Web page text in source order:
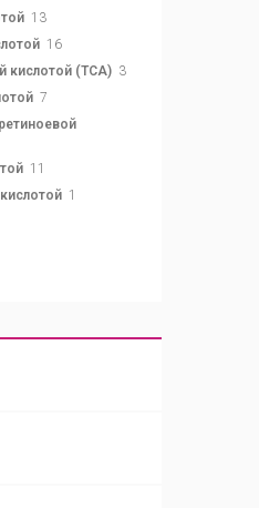
13
16
кислотой (TCA) 3
7
11
1